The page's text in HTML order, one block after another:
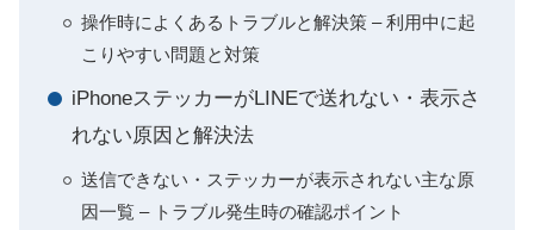
操作時によくあるトラブルと解決策 – 利用中に起
こりやすい問題と対策
iPhoneステッカーがLINEで送れない・表示さ
れない原因と解決法
送信できない・ステッカーが表示されない主な原
因一覧 – トラブル発生時の確認ポイント